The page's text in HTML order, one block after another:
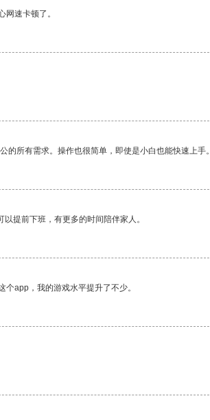
速卡顿了。
所有需求。操作也很简单，即使是小白也能快速上手。
提前下班，有更多的时间陪伴家人。
app，我的游戏水平提升了不少。